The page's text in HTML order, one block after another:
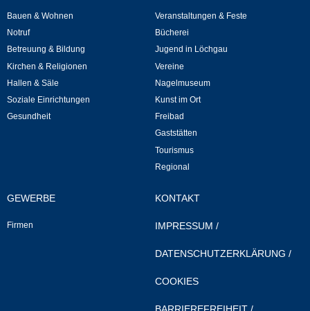
Neuapostolische Kirche
Hallen & Säle
Hallen- und Raumreservierung
Bauen & Wohnen
Notruf
Betreuung & Bildung
Kirchen & Religionen
Hallen & Säle
Soziale Einrichtungen
Gesundheit
Veranstaltungen & Feste
Bücherei
Jugend in Löchgau
Vereine
Nagelmuseum
Kunst im Ort
Freibad
Gaststätten
Tourismus
Regional
GEWERBE
Firmen
KONTAKT
IMPRESSUM /
DATENSCHUTZERKLÄRUNG /
COOKIES